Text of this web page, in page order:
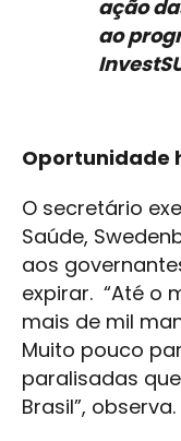
ação
ao
Oportunidade
O secretário
Saúde,
aos
expirar. “Até o
mais de mil
Muito pouco
paralisadas
Brasil”, observa.